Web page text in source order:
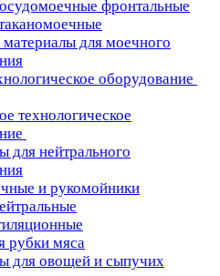
фронтальные
для моечного
оборудование
технологическое
для нейтрального
и рукомойники
рубки мяса
для овощей и сыпучих